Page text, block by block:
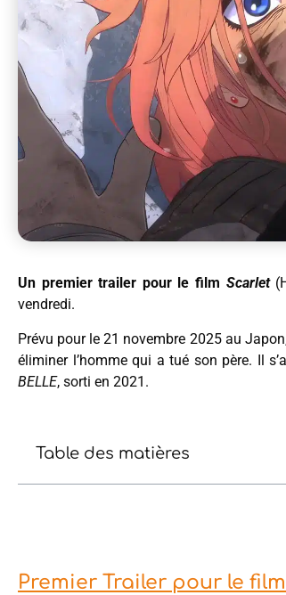
Un premier trailer pour le film Scarlet
vendredi.
Prévu pour le 21 novembre 2025 au
éliminer l’homme qui a tué son père. Il
BELLE, sorti en 2021.
Table des matières
Premier Trailer pour le